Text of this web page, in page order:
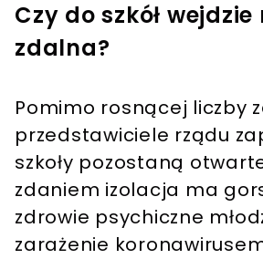
Czy do szkół
zdalna?
Pomimo rosnącej liczby
przedstawiciele rządu
szkoły pozostaną
zdaniem izolacja ma
zdrowie psychiczne
zarażenie